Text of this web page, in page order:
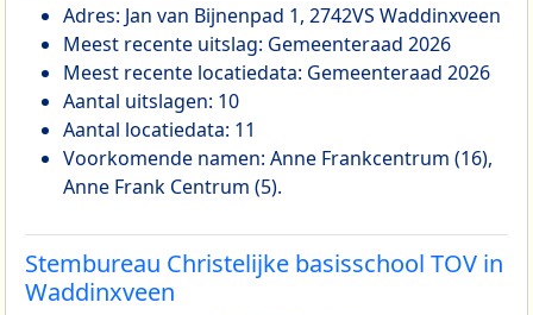
Adres: Jan van Bijnenpad 1, 2742VS Waddinxveen
Meest recente uitslag: Gemeenteraad 2026
Meest recente locatiedata: Gemeenteraad 2026
Aantal uitslagen: 10
Aantal locatiedata: 11
Voorkomende namen: Anne Frankcentrum (16),
Anne Frank Centrum (5).
Stembureau Christelijke basisschool TOV in
Waddinxveen